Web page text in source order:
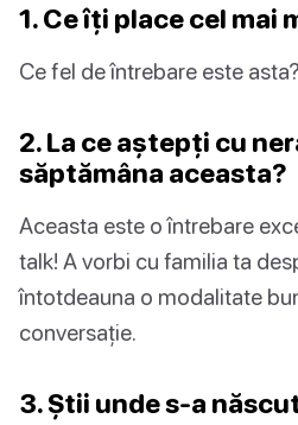
1. Ce îți place cel mai
Ce fel de întrebare este
2. La ce aștepți cu
săptămâna aceasta?
Aceasta este o întrebare
talk! A vorbi cu familia ta
întotdeauna o modalitate
conversație.
3. Știi unde s-a